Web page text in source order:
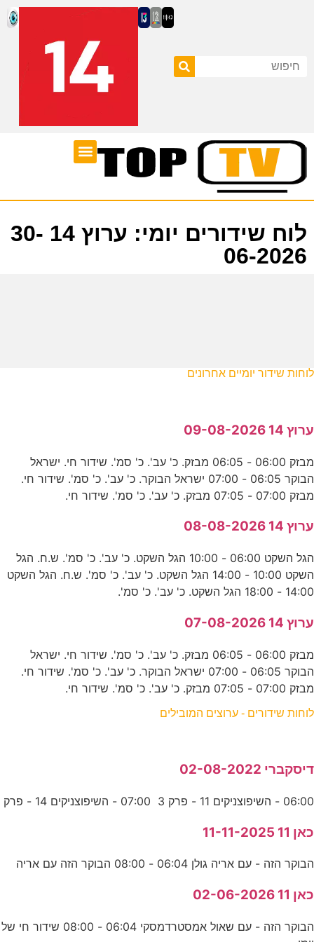
לוח שידורים יומי: ערוץ 14 30-
06-2026
לוחות שידור יומיים אחרונים
ערוץ 14 09-08-2026
מבזק 06:00 - 06:05 מבזק. כ' עב'. כ' סמ'. שידור חי. ישראל
הבוקר 06:05 - 07:00 ישראל הבוקר. כ' עב'. כ' סמ'. שידור חי.
מבזק 07:00 - 07:05 מבזק. כ' עב'. כ' סמ'. שידור חי.
ערוץ 14 08-08-2026
הגל השקט 06:00 - 10:00 הגל השקט. כ' עב'. כ' סמ'. ש.ח. הגל
השקט 10:00 - 14:00 הגל השקט. כ' עב'. כ' סמ'. ש.ח. הגל השקט
14:00 - 18:00 הגל השקט. כ' עב'. כ' סמ'.
ערוץ 14 07-08-2026
מבזק 06:00 - 06:05 מבזק. כ' עב'. כ' סמ'. שידור חי. ישראל
הבוקר 06:05 - 07:00 ישראל הבוקר. כ' עב'. כ' סמ'. שידור חי.
מבזק 07:00 - 07:05 מבזק. כ' עב'. כ' סמ'. שידור חי.
לוחות שידורים - ערוצים המובילים
דיסקברי 02-08-2022
06:00 - השיפוצניקים 11 - פרק 3 07:00 - השיפוצניקים 14 - פרק
כאן 11 11-11-2025
הבוקר הזה - עם אריה גולן 06:04 - 08:00 הבוקר הזה עם אריה
כאן 11 02-06-2026
הבוקר הזה - עם שאול אמסטרדמסקי 06:04 - 08:00 שידור חי של